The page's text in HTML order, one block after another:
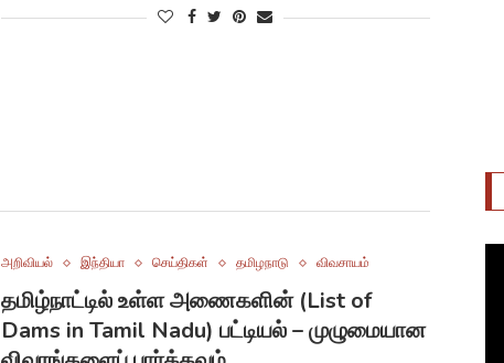
அறிவியல் இந்தியா செய்திகள் தமிழநாடு விவசாயம்
தமிழ்நாட்டில் உள்ள அணைகளின் (List of
Dams in Tamil Nadu) பட்டியல் – முழுமையான